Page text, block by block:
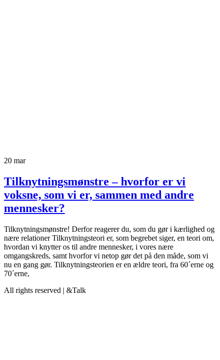
20 mar
Tilknytningsmønstre – hvorfor er vi
voksne, som vi er, sammen med andre
mennesker?
Tilknytningsmønstre! Derfor reagerer du, som du gør i kærlighed og
nære relationer Tilknytningsteori er, som begrebet siger, en teori om,
hvordan vi knytter os til andre mennesker, i vores nære
omgangskreds, samt hvorfor vi netop gør det på den måde, som vi
nu en gang gør. Tilknytningsteorien er en ældre teori, fra 60´erne og
70´erne,
All rights reserved | &Talk